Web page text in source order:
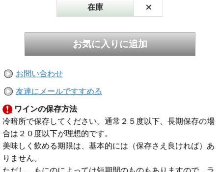
在庫 ×
お問い合わせ
友達にメールですすめる
ワインの保存方法
冷暗所で保存してください。通常２５度以下、長期保存の場
合は２０度以下が理想的です。
美味しく飲める期限は、基本的には（保存さえ良ければ）あ
りません。
ただし、もにのによっては短期間のものもありますので、ラ